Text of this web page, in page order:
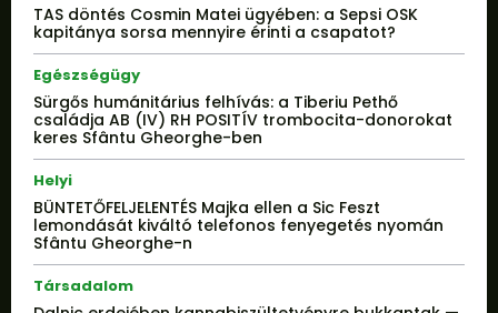
TAS döntés Cosmin Matei ügyében: a Sepsi OSK
kapitánya sorsa mennyire érinti a csapatot?
Egészségügy
Sürgős humánitárius felhívás: a Tiberiu Pethő
családja AB (IV) RH POSITÍV trombocita-donorokat
keres Sfântu Gheorghe-ben
Helyi
BÜNTETŐFELJELENTÉS Majka ellen a Sic Feszt
lemondását kiváltó telefonos fenyegetés nyomán
Sfântu Gheorghe-n
Társadalom